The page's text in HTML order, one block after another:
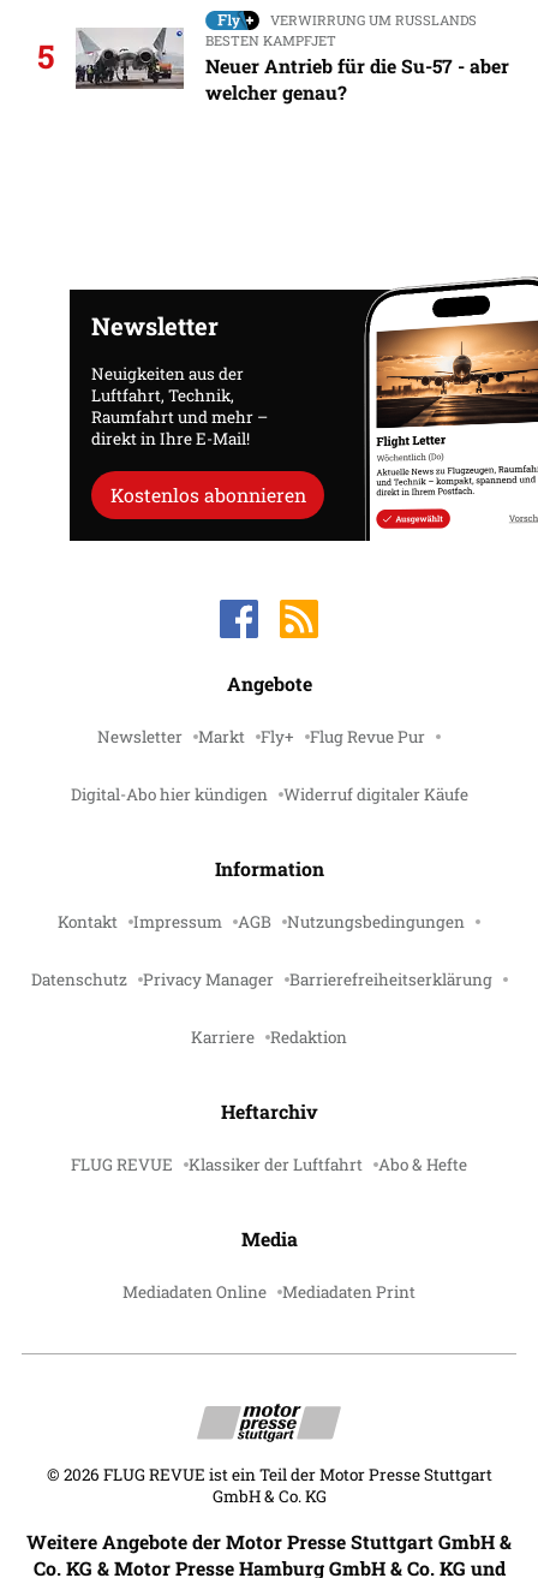
5
VERWIRRUNG UM RUSSLANDS
BESTEN KAMPFJET
Neuer Antrieb für die Su-57 - aber
welcher genau?
Newsletter
Neuigkeiten aus der
Luftfahrt, Technik,
Raumfahrt und mehr –
direkt in Ihre E-Mail!
Kostenlos abonnieren
Angebote
Newsletter Markt Fly+ Flug Revue Pur
Digital-Abo hier kündigen Widerruf digitaler Käufe
Information
Kontakt Impressum AGB Nutzungsbedingungen
Datenschutz Privacy Manager Barrierefreiheitserklärung
Karriere Redaktion
Heftarchiv
FLUG REVUE Klassiker der Luftfahrt Abo & Hefte
Media
Mediadaten Online Mediadaten Print
© 2026 FLUG REVUE ist ein Teil der Motor Presse Stuttgart
GmbH & Co. KG
Weitere Angebote der Motor Presse Stuttgart GmbH &
Co. KG & Motor Presse Hamburg GmbH & Co. KG und